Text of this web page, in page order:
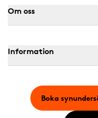
Om oss
Information
Boka